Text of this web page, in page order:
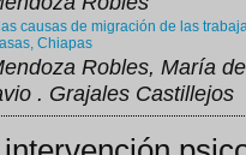
causas de migración de las
Chiapas
Robles, María
. Grajales Castillejos